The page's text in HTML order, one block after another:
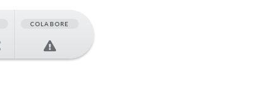
COLABORE